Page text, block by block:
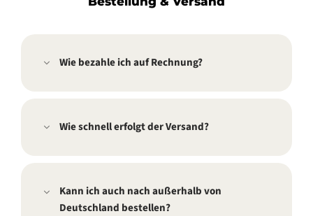
Wie bezahle ich auf Rechnung?
Wie schnell erfolgt der Versand?
Kann ich auch nach außerhalb von
Deutschland bestellen?